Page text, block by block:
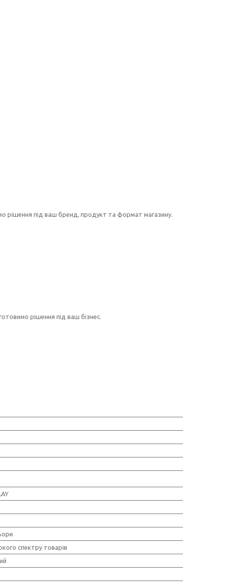
рішення під ваш бренд, продукт та формат магазину.
рішення під ваш бізнес.
спектру товарів